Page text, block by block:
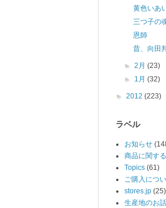
黄色いあ
三つ子の
恩師
昔、向田
►2月(23)
► 1月(32)
► 2012 (223)
ラベル
お知らせ
商品に関す
Topics (61)
ご購入につ
stores.jp (25)
生産地のお話